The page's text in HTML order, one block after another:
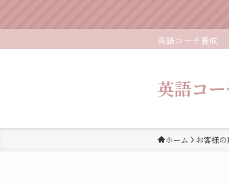
英語コーチ養成
英語コ
ホーム お客様の